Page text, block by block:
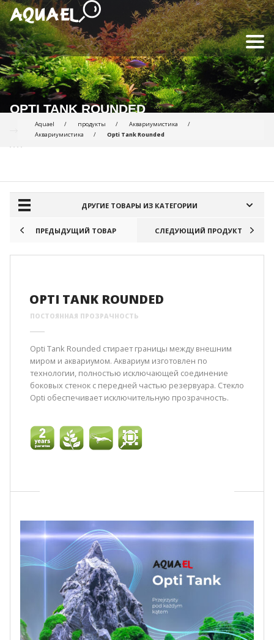
OPTI TANK ROUNDED
Aquael продукты
Аквариумистика
Аквариумистика
Opti Tank Rounded
ПРОДУКТЫ ДЛЯ СРАВНЕНИЯ:ДРУГИЕ ТОВАРЫ ИЗ КАТЕГОРИИ
ПРЕДЫДУЩИЙ ТОВАР СЛЕДУЮЩИЙ ПРОДУКТ
OPTI TANK ROUNDED
ПОСТОЯННАЯ ПРОЗРАЧНОСТЬ
Opti Tank Rounded стирает границы между внешним
миром и аквариумом. Аквариум изготовлен по
технологии, полностью исключающей соединение
боковых стенок с передней частью резервуара. Стекло
Opti обеспечивает исключительную прозрачность.